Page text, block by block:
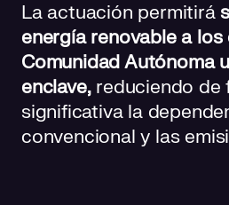
La actuación permitirá
energía renovable a
Comunidad Autónoma
enclave,reduciendo de
significativa la
convencional y las